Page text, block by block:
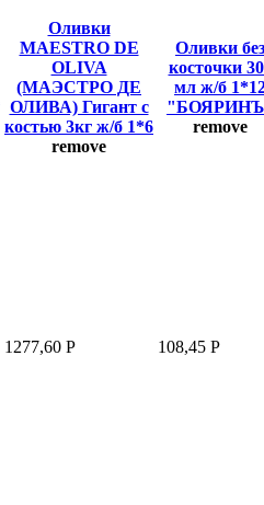
Оливки
MAESTRO DE
OLIVA
(МАЭСТРО ДЕ
ОЛИВА) Гигант с
костью 3кг ж/б 1*6
remove
Оливки без
косточки
мл ж/б
remove
1277,60 Р 108,45 Р